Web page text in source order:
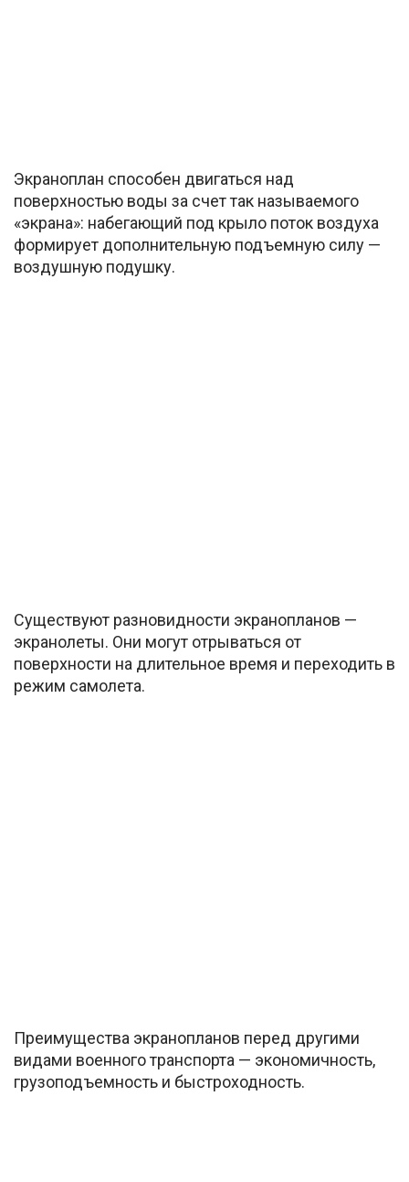
Экраноплан способен двигаться над
поверхностью воды за счет так называемого
«экрана»: набегающий под крыло поток воздуха
формирует дополнительную подъемную силу —
воздушную подушку.
Существуют разновидности экранопланов —
экранолеты. Они могут отрываться от
поверхности на длительное время и переходить в
режим самолета.
Преимущества экранопланов перед другими
видами военного транспорта — экономичность,
грузоподъемность и быстроходность.